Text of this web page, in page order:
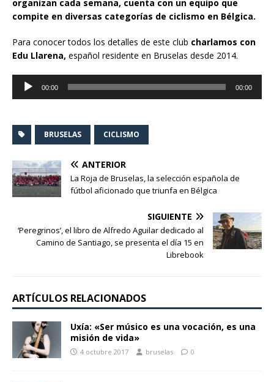
organizan cada semana, cuenta con un equipo que
compite en diversas categorías de ciclismo en Bélgica.
Para conocer todos los detalles de este club charlamos con
Edu Llarena, español residente en Bruselas desde 2014.
Reproductor
00:00 00:00
BRUSELAS CICLISMO
ANTERIOR
La Roja de Bruselas, la selección española de
fútbol aficionado que triunfa en Bélgica
SIGUIENTE
‘Peregrinos’, el libro de Alfredo Aguilar dedicado al
Camino de Santiago, se presenta el día 15 en
Librebook
ARTÍCULOS RELACIONADOS
Uxía: «Ser músico es una vocación, es una
misión de vida»
4 octubre 2017 bruselas 0